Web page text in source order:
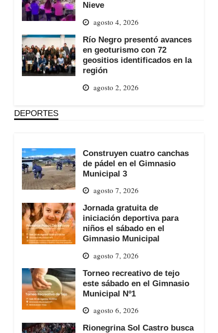
Nieve
agosto 4, 2026
Río Negro presentó avances
en geoturismo con 72
geositios identificados en la
región
agosto 2, 2026
DEPORTES
Construyen cuatro canchas
de pádel en el Gimnasio
Municipal 3
agosto 7, 2026
Jornada gratuita de
iniciación deportiva para
niños el sábado en el
Gimnasio Municipal
agosto 7, 2026
Torneo recreativo de tejo
este sábado en el Gimnasio
Municipal Nº1
agosto 6, 2026
Rionegrina Sol Castro busca